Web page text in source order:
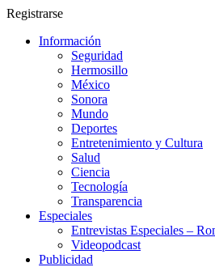
Registrarse
Información
Seguridad
Hermosillo
México
Sonora
Mundo
Deportes
Entretenimiento y Cultura
Salud
Ciencia
Tecnología
Transparencia
Especiales
Entrevistas Especiales –
Videopodcast
Publicidad